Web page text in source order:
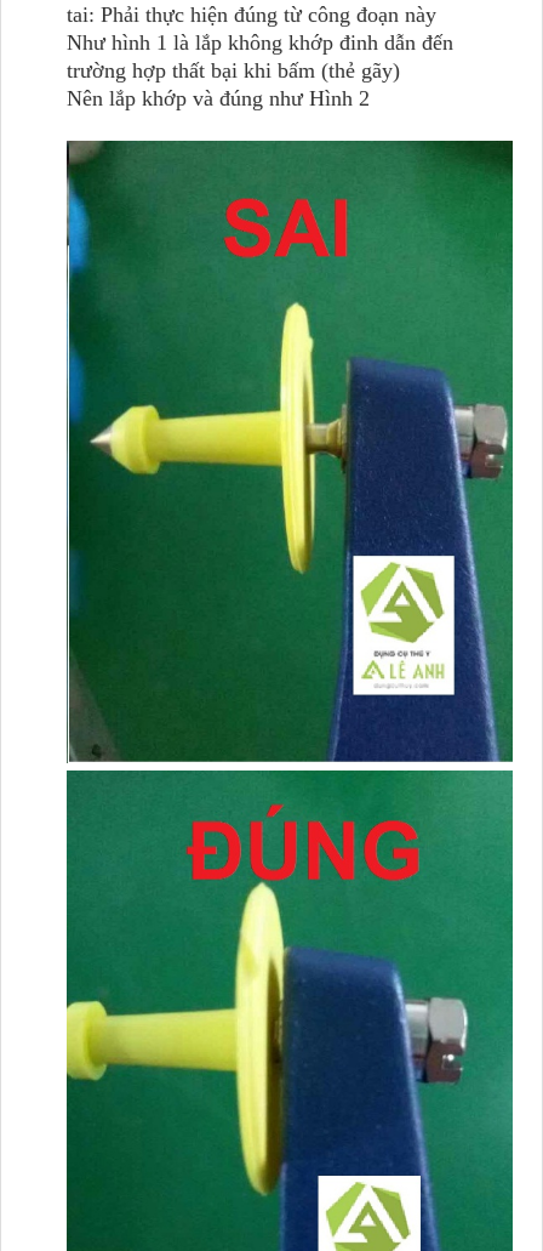
tai: Phải thực hiện đúng từ công đoạn này
Như hình 1 là lắp không khớp đinh dẫn đến
trường hợp thất bại khi bấm (thẻ gãy)
Nên lắp khớp và đúng như Hình 2